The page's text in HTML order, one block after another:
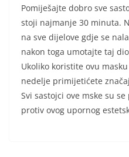
Pomiješajte dobro sve
stoji najmanje 30 minuta.
na sve dijelove gdje se
nakon toga umotajte taj
Ukoliko koristite ovu
nedelje primijetićete
Svi sastojci ove mske su
protiv ovog upornog